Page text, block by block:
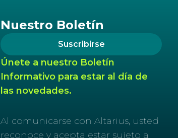
Nuestro Boletín
Suscribirse
Únete a nuestro Boletín
Informativo para estar al día de
las novedades.
Al comunicarse con Altarius, usted
reconoce y acepta estar sujeto a